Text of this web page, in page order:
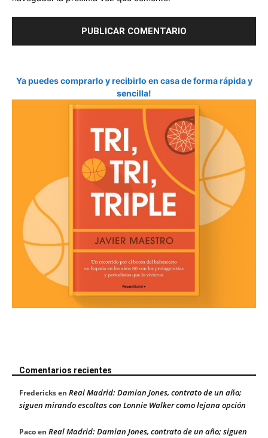
Ya puedes comprarlo y recibirlo en casa de forma rápida y
sencilla!
Comentarios recientes
Fredericksen Real Madrid: Damian Jones, contrato de un año;
siguen mirando escoltas con Lonnie Walker como lejana opción
Pacoen Real Madrid: Damian Jones, contrato de un año; siguen